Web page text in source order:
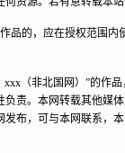
品的，应在授权范围
xxx（非北国网）”的作
负责。本网转载其他媒
布，可与本网联系，本